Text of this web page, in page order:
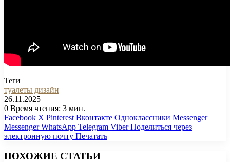
Теги
туалеты дизайн
26.11.2025
0 Время чтения: 3 мин.
Facebook X Pinterest Вконтакте Одноклассники Messenger
Messenger WhatsApp Telegram Viber Поделиться через
электронную почту Печатать
ПОХОЖИЕ СТАТЬИ